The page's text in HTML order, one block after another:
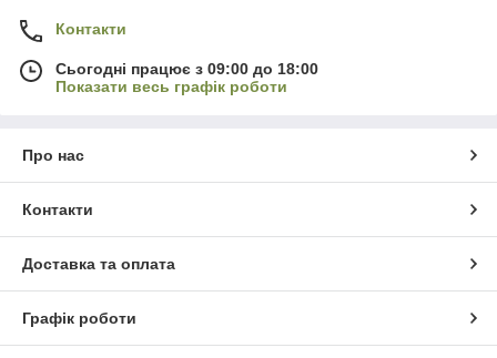
Контакти
Сьогодні працює з 09:00 до 18:00
Показати весь графік роботи
Про нас
Контакти
Доставка та оплата
Графік роботи